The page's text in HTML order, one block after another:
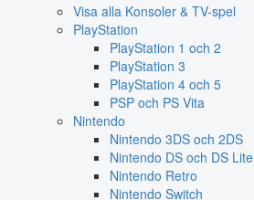
Visa alla Konsoler & TV-spel
PlayStation
PlayStation 1 och 2
PlayStation 3
PlayStation 4 och 5
PSP och PS Vita
Nintendo
Nintendo 3DS och 2DS
Nintendo DS och DS Lite
Nintendo Retro
Nintendo Switch